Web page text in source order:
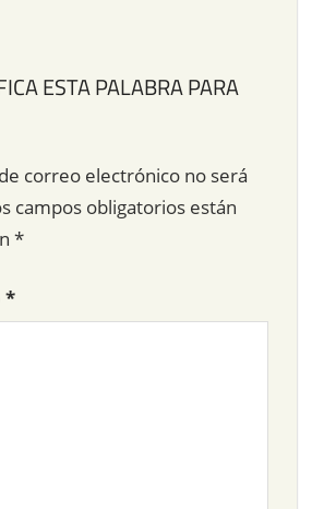
ESTA PALABRA PARA
correo electrónico no será
campos obligatorios están
*
*